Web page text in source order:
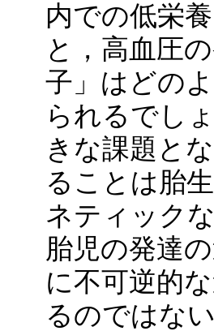
内での低栄
と，高血圧
子」はどの
られるでし
きな課題と
ることは胎
ネティック
胎児の発達
に不可逆的
るのではな